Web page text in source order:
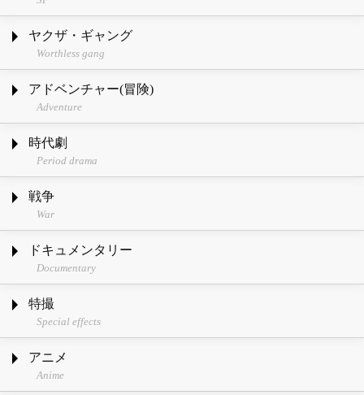
ヤクザ・ギャング
Worthless gang
アドベンチャー(冒険)
Adventure
時代劇
Period drama
戦争
War
ドキュメンタリー
Documentary
特撮
Special effects
アニメ
Anime